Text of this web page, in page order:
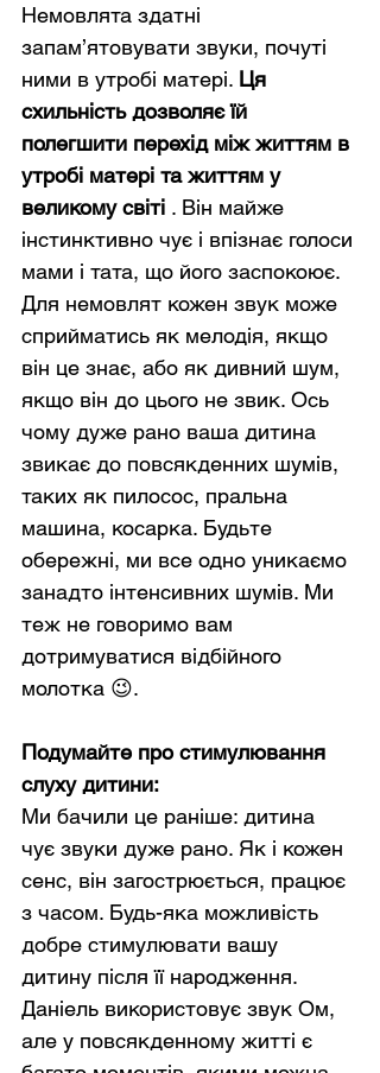
Немовлята здатні
запам’ятовувати звуки, почуті
ними в утробі матері. Ця
схильність дозволяє їй
полегшити перехід між життям в
утробі матері та життям у
великому світі . Він майже
інстинктивно чує і впізнає голоси
мами і тата, що його заспокоює.
Для немовлят кожен звук може
сприйматись як мелодія, якщо
він це знає, або як дивний шум,
якщо він до цього не звик. Ось
чому дуже рано ваша дитина
звикає до повсякденних шумів,
таких як пилосос, пральна
машина, косарка. Будьте
обережні, ми все одно уникаємо
занадто інтенсивних шумів. Ми
теж не говоримо вам
дотримуватися відбійного
молотка 😉.
Подумайте про стимулювання
слуху дитини:
Ми бачили це раніше: дитина
чує звуки дуже рано. Як і кожен
сенс, він загострюється, працює
з часом. Будь-яка можливість
добре стимулювати вашу
дитину після її народження.
Даніель використовує звук Ом,
але у повсякденному житті є